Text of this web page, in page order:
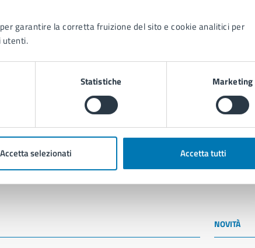
garantire la corretta fruizione del sito e cookie analitici per
utenti.
Statistiche Marketing
Accetta selezionati Accetta tutti
NOVITÀ